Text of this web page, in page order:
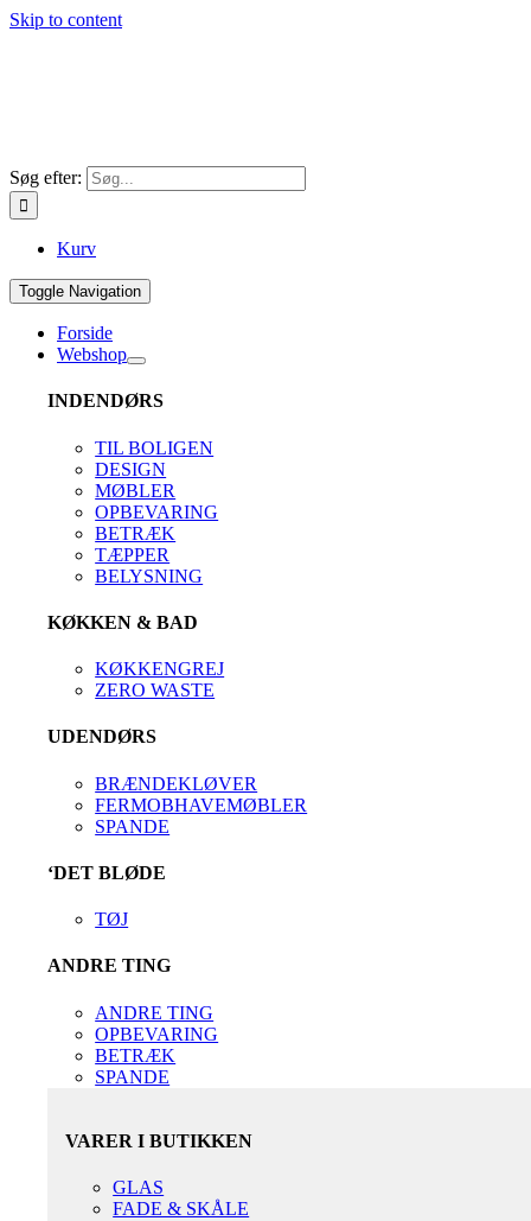
Skip to content
Søg efter:
Kurv
Toggle Navigation
Forside
Webshop
INDENDØRS
TIL BOLIGEN
DESIGN
MØBLER
OPBEVARING
BETRÆK
TÆPPER
BELYSNING
KØKKEN & BAD
KØKKENGREJ
ZERO WASTE
UDENDØRS
BRÆNDEKLØVER
FERMOBHAVEMØBLER
SPANDE
‘DET BLØDE
TØJ
ANDRE TING
ANDRE TING
OPBEVARING
BETRÆK
SPANDE
VARER I BUTIKKEN
GLAS
FADE & SKÅLE